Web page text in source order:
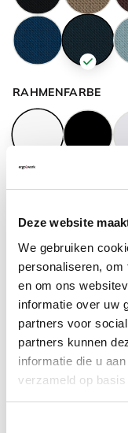
Deze website
We gebruiken
personaliseren,
en om ons
informatie over uw
partners voor
partners kunnen
informatie die u
verzameld op
RAHMENFARBE
GASFEDERHÖHE
BODENKONTAKT
FUSSRING ?